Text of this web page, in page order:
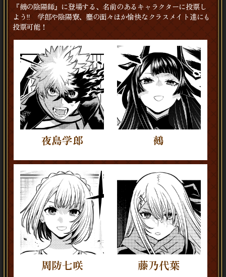
『鵺の陰陽師』に登場する、名前のあるキャラクターに投票し
よう‼ 学郎や陰陽寮、鏖の面々ほか愉快なクラスメイト達にも
投票可能！
夜島学郎 鵺
周防七咲 藤乃代葉